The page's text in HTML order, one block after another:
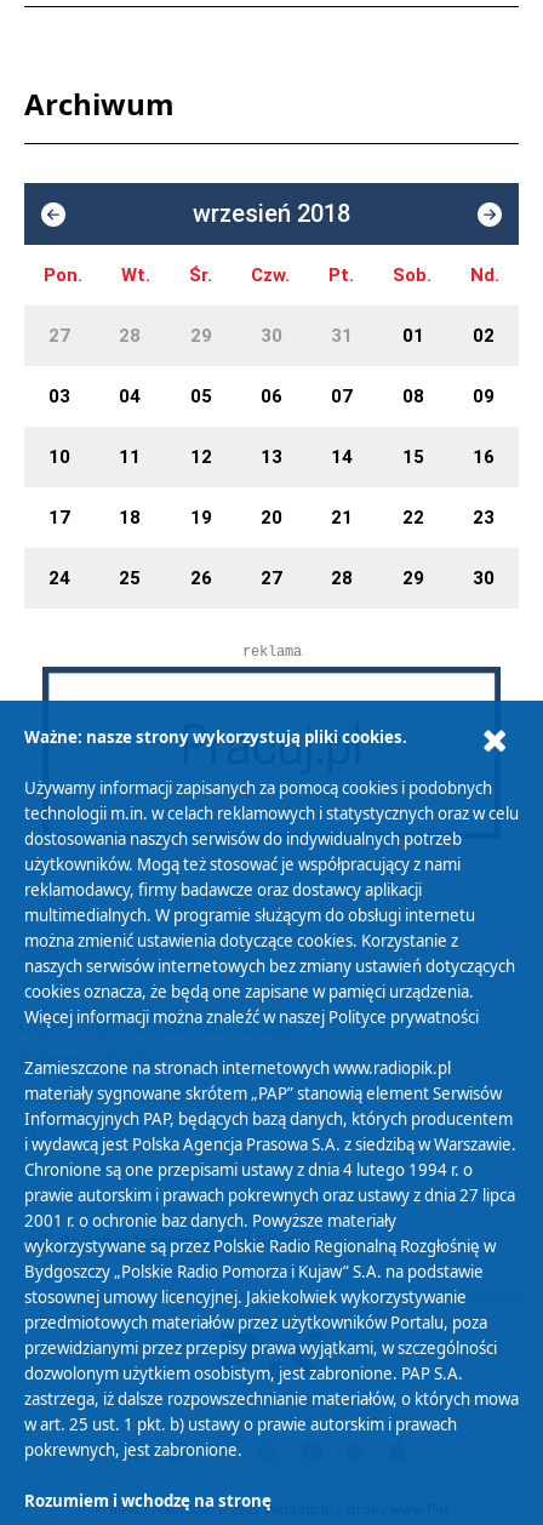
Archiwum
wrzesień 2018
Pon. Wt. Śr. Czw. Pt. Sob. Nd.
27 28 29 30 31 01 02
03 04 05 06 07 08 09
10 11 12 13 14 15 16
17 18 19 20 21 22 23
24 25 26 27 28 29 30
reklama
Polityka Prywatności
Zasady korzystania z Serwisu
Organizacje Pożytku Publicznego
Cyfryzacja DAB+
Polityka ochrony danych osobowych
Abonament
Zamówienia publiczne
Biuletyn Informacji Publicznej
Projekt i realizacja: © 2022Webtom.pl
Ważne: nasze strony wykorzystują pliki cookies.
Używamy informacji zapisanych za pomocą cookies i podobnych
technologii m.in. w celach reklamowych i statystycznych oraz w celu
dostosowania naszych serwisów do indywidualnych potrzeb
użytkowników. Mogą też stosować je współpracujący z nami
reklamodawcy, firmy badawcze oraz dostawcy aplikacji
multimedialnych. W programie służącym do obsługi internetu
można zmienić ustawienia dotyczące cookies. Korzystanie z
naszych serwisów internetowych bez zmiany ustawień dotyczących
cookies oznacza, że będą one zapisane w pamięci urządzenia.
Więcej informacji można znaleźć w naszej Polityce prywatności
Zamieszczone na stronach internetowych www.radiopik.pl
materiały sygnowane skrótem „PAP” stanowią element Serwisów
Informacyjnych PAP, będących bazą danych, których producentem
i wydawcą jest Polska Agencja Prasowa S.A. z siedzibą w Warszawie.
Chronione są one przepisami ustawy z dnia 4 lutego 1994 r. o
prawie autorskim i prawach pokrewnych oraz ustawy z dnia 27 lipca
2001 r. o ochronie baz danych. Powyższe materiały
wykorzystywane są przez Polskie Radio Regionalną Rozgłośnię w
Bydgoszczy „Polskie Radio Pomorza i Kujaw” S.A. na podstawie
stosownej umowy licencyjnej. Jakiekolwiek wykorzystywanie
przedmiotowych materiałów przez użytkowników Portalu, poza
przewidzianymi przez przepisy prawa wyjątkami, w szczególności
dozwolonym użytkiem osobistym, jest zabronione. PAP S.A.
zastrzega, iż dalsze rozpowszechnianie materiałów, o których mowa
w art. 25 ust. 1 pkt. b) ustawy o prawie autorskim i prawach
pokrewnych, jest zabronione.
Rozumiem i wchodzę na stronę